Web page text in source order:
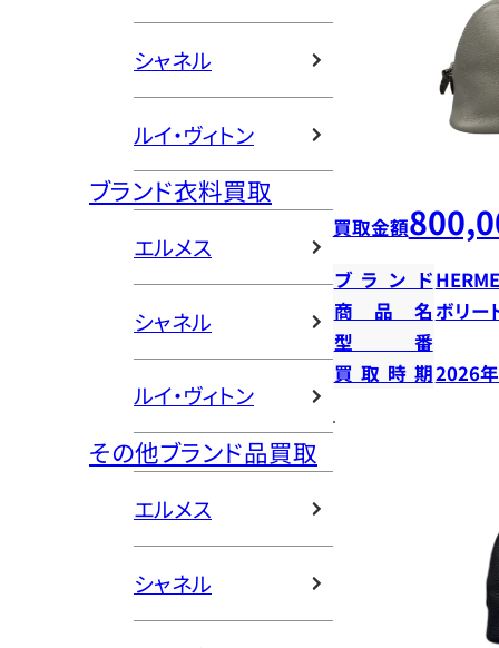
シャネル
ルイ・ヴィトン
ブランド衣料買取
エルメス
シャネル
ルイ・ヴィトン
その他ブランド品買取
エルメス
シャネル
買取金額
ブランド
商品名ボリー
型番
買取時期2026